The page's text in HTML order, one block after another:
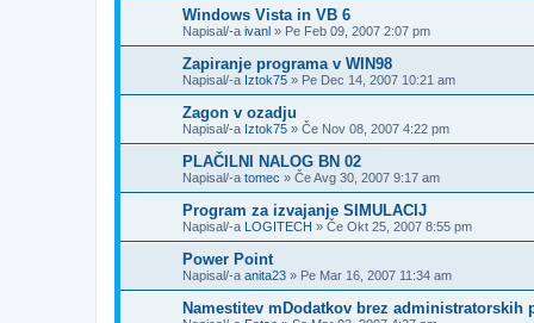
Windows Vista in VB 6
Napisal/-a ivanl » Pe Feb 09, 2007 2:07 pm
Zapiranje programa v WIN98
Napisal/-a Iztok75 » Pe Dec 14, 2007 10:21 am
Zagon v ozadju
Napisal/-a Iztok75 » Če Nov 08, 2007 4:22 pm
PLAČILNI NALOG BN 02
Napisal/-a tomec » Če Avg 30, 2007 9:17 am
Program za izvajanje SIMULACIJ
Napisal/-a LOGITECH » Če Okt 25, 2007 8:55 pm
Power Point
Napisal/-a anita23 » Pe Mar 16, 2007 11:34 am
Namestitev mDodatkov brez administratorskih